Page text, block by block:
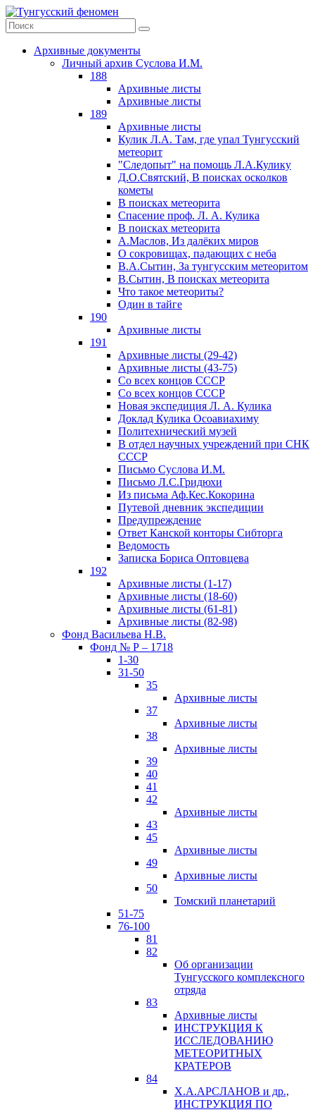
Архивные документы
Личный архив Суслова И.М.
188
Архивные листы
Архивные листы
189
Архивные листы
Кулик Л.А. Там, где упал Тунгусский
метеорит
"Следопыт" на помощь Л.А.Кулику
Д.О.Святский, В поисках осколков
кометы
В поисках метеорита
Спасение проф. Л. А. Кулика
В поисках метеорита
А.Маслов, Из далёких миров
О сокровищах, падающих с неба
В.А.Сытин, За тунгусским метеоритом
В.Сытин, В поисках метеорита
Что такое метеориты?
Один в тайге
190
Архивные листы
191
Архивные листы (29-42)
Архивные листы (43-75)
Со всех концов СССР
Со всех концов СССР
Новая экспедиция Л. А. Кулика
Доклад Кулика Осоавиахиму
Политехнический музей
В отдел научных учреждений при СНК
СССР
Письмо Суслова И.М.
Письмо Л.С.Гридюхи
Из письма Аф.Кес.Кокорина
Путевой дневник экспедиции
Предупреждение
Ответ Канской конторы Сибторга
Ведомость
Записка Бориса Оптовцева
192
Архивные листы (1-17)
Архивные листы (18-60)
Архивные листы (61-81)
Архивные листы (82-98)
Фонд Васильева Н.В.
Фонд № Р – 1718
1-30
31-50
35
Архивные листы
37
Архивные листы
38
Архивные листы
39
40
41
42
Архивные листы
43
45
Архивные листы
49
Архивные листы
50
Томский планетарий
51-75
76-100
81
82
Об организации
Тунгусского комплексного
отряда
83
Архивные листы
ИНСТРУКЦИЯ К
ИССЛЕДОВАНИЮ
МЕТЕОРИТНЫХ
КРАТЕРОВ
84
Х.А.АРСЛАНОВ и др.,
ИНСТРУКЦИЯ ПО